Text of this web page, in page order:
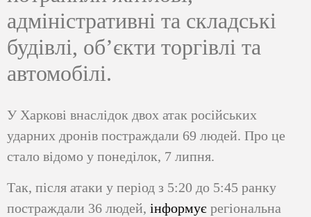
адміністративні та складські
будівлі, об’єкти торгівлі та
автомобілі.
У Харкові внаслідок двох атак російських
ударних дронів постраждали 69 людей. Про це
стало відомо у понеділок, 7 липня.
Так, після атаки у період з 5:20 до 5:45 ранку
постраждали 36 людей, інформує регіональна